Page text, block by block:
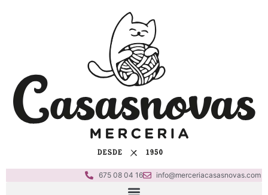
675 08 04 16 info@merceriacasasnovas.com